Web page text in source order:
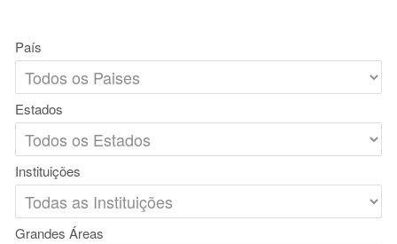
País
Estados
Instituições
Grandes Áreas